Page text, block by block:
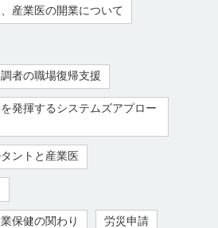
産業医の開業について
者の職場復帰支援
発揮するシステムズアプロー
ントと産業医
保健の関わり 労災申請